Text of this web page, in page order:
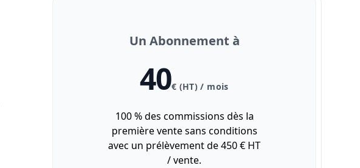
Un Abonnement à
40€ (HT) / mois
100 % des commissions dès la
première vente sans conditions
avec un prélèvement de 450 € HT
/ vente.